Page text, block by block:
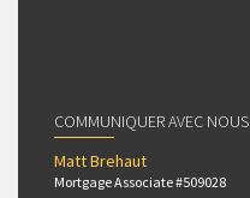
COMMUNIQUER AVEC NOUS
Matt Brehaut
Mortgage Associate #509028